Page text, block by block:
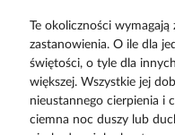
Te okoliczności
zastanowienia. O ile dla
świętości, o tyle dla
większej. Wszystkie jej
nieustannego cierpienia i
ciemna noc duszy lub